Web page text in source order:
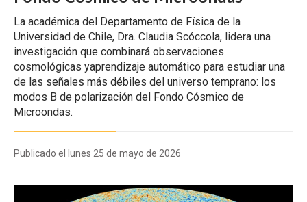
INVESTIGACIÓN
EXTENSIÓN
La académica del Departamento de Física de la
Universidad de Chile, Dra. Claudia Scóccola, lidera una
investigación que combinará observaciones
cosmológicas yaprendizaje automático para estudiar una
de las señales más débiles del universo temprano: los
modos B de polarización del Fondo Cósmico de
Microondas.
Publicado el lunes 25 de mayo de 2026